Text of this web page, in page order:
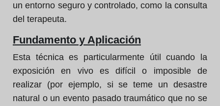
un entorno seguro y controlado, como la consulta
del terapeuta.
Fundamento y Aplicación
Esta técnica es particularmente útil cuando la
exposición en vivo es difícil o imposible de
realizar (por ejemplo, si se teme un desastre
natural o un evento pasado traumático que no se